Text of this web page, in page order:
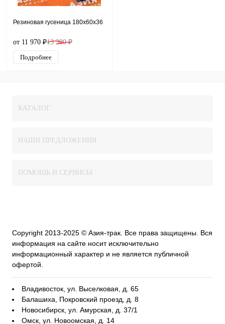
Резиновая гусеница 180x60x36
от 11 970 ₽13 300 ₽
Подробнее
КАТАЛОГ
НАШИ ПРЕДЛОЖЕНИЯ
ПОМОЩЬ И СЕРВИСЫ
Copyright 2013-2025 © Азия-трак. Все права защищены. Вся
информация на сайте носит исключительно
информационный характер и не является публичной
офертой.
Владивосток, ул. Выселковая, д. 65
Балашиха, Покровский проезд, д. 8
Новосибирск, ул. Амурская, д. 37/1
Омск, ул. Новоомская, д. 14